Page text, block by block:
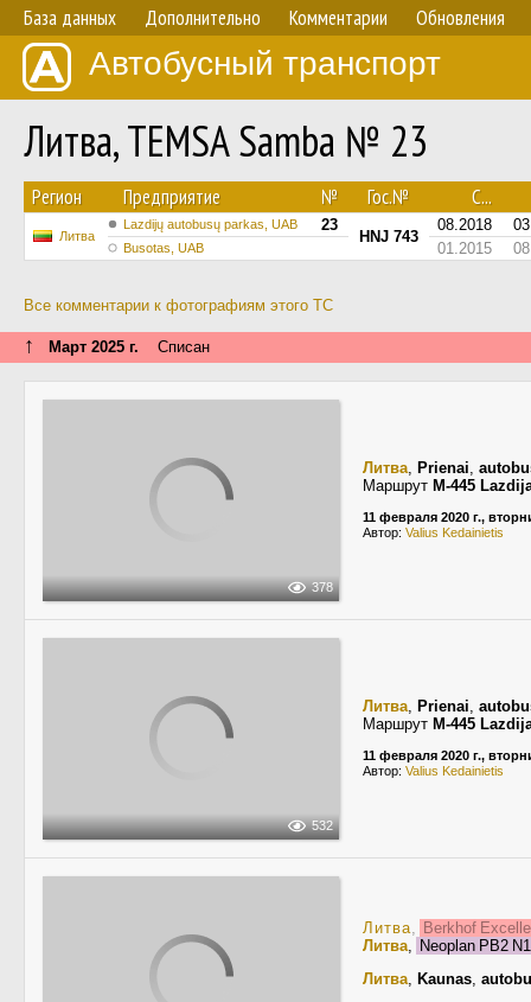
База данных Дополнительно Комментарии Обновления
Автобусный транспорт
Литва, TEMSA Samba № 23
Регион Предприятие № Гос.№ С...
Литва
Lazdijų autobusų parkas, UAB 23
HNJ 743
08.2018
Busotas, UAB 01.2015
Все комментарии к фотографиям этого ТС
↑ Март 2025 г. Списан
378
Литва, Prienai,
Маршрут M-445
11 февраля 2020 г.,
Автор: Valius Kedainietis
532
Литва, Prienai,
Маршрут M-445
11 февраля 2020 г.,
Автор: Valius Kedainietis
Литва, Berkhof
Литва, Neoplan PB2
Литва, Kaunas,